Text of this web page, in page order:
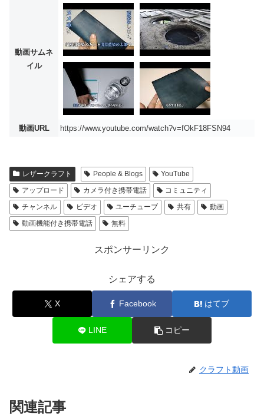
動画サムネ
イル
動画URL https://www.youtube.com/watch?v=fOkF18FSN94
レザークラフト People & Blogs
YouTube
アップロード
カメラ付き携帯電話
コミュニティ
チャンネル
ビデオ ユーチューブ 共有
動画
動画機能付き携帯電話
無料
スポンサーリンク
シェアする
X Facebook はてブ
LINE コピー
クラフト動画
関連記事